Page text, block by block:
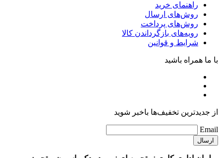
راهنمای خرید
روش‌های ارسال
روش‌های پرداخت
رویه‌های بازگرداندن کالا
شرایط و قوانین
با ما همراه باشید
از جدیدترین تخفیف‌ها باخبر شوید
Email